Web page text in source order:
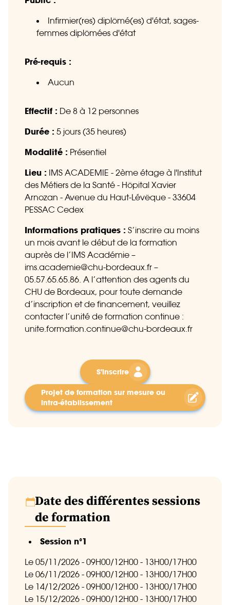
Infirmier(res) diplômé(es) d'état, sages-
femmes diplômées d'état
Pré-requis :
Aucun
Effectif : De 8 à 12 personnes
Durée : 5 jours (35 heures)
Modalité : Présentiel
Lieu : IMS ACADEMIE - 2ème étage à l'Institut
des Métiers de la Santé - Hôpital Xavier
Arnozan - Avenue du Haut-Lévêque - 33604
PESSAC Cedex
Informations pratiques : S’inscrire au moins
un mois avant le début de la formation
auprès de l’IMS Académie –
ims.academie@chu-bordeaux.fr –
05.57.65.65.86. A l’attention des agents du
CHU de Bordeaux, pour toute demande
d’inscription et de financement, veuillez
contacter l’unité de formation continue :
unite.formation.continue@chu-bordeaux.fr
S'inscrire
Projet de formation sur mesure ou
intra-établissement
Date des différentes sessions
de formation
Session n°1
Le 05/11/2026 - 09H00/12H00 - 13H00/17H00
Le 06/11/2026 - 09H00/12H00 - 13H00/17H00
Le 14/12/2026 - 09H00/12H00 - 13H00/17H00
Le 15/12/2026 - 09H00/12H00 - 13H00/17H00